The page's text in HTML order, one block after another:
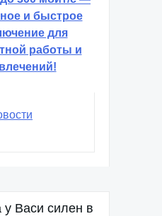
и быстрое
для
работы и
у Васи силен в